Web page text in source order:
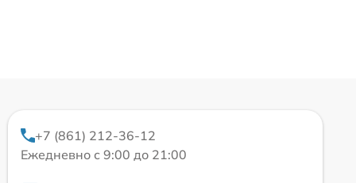
+7 (861) 212-36-12
Ежедневно с 9:00 до 21:00